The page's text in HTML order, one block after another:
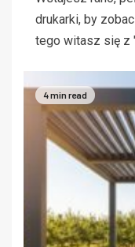
drukarki, by
tego witasz się z
4 min read